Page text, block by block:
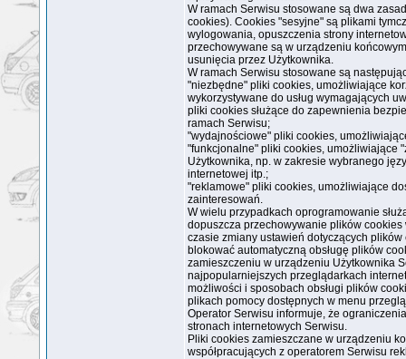
W ramach Serwisu stosowane są dwa
cookies). Cookies "sesyjne" są plikami
wylogowania, opuszczenia strony
przechowywane są w urządzeniu
usunięcia przez Użytkownika.
W ramach Serwisu stosowane są
"niezbędne" pliki cookies, umożliwiające
wykorzystywane do usług wymagających
pliki cookies służące do zapewnienia
ramach Serwisu;
"wydajnościowe" pliki cookies,
"funkcjonalne" pliki cookies, umożliwiające
Użytkownika, np. w zakresie wybranego
internetowej itp.;
"reklamowe" pliki cookies, umożliwiające
zainteresowań.
W wielu przypadkach oprogramowanie
dopuszcza przechowywanie plików
czasie zmiany ustawień dotyczących
blokować automatyczną obsługę plików
zamieszczeniu w urządzeniu Użytkownika
najpopularniejszych przeglądarkach
możliwości i sposobach obsługi plików
plikach pomocy dostępnych w menu
Operator Serwisu informuje, że
stronach internetowych Serwisu.
Pliki cookies zamieszczane w urządzeniu
współpracujących z operatorem Serwisu